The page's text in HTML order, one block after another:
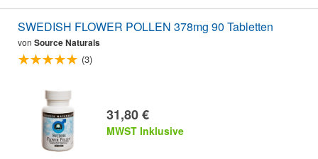
SWEDISH FLOWER POLLEN 378mg 90 Tabletten
von Source Naturals
(3)
31,80 €
MWST Inklusive